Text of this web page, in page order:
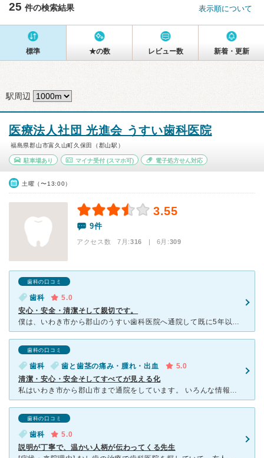
25 件の検索結果 表示順について
標準 ★の数 レビュー数 新着・更新
駅周辺
医療法人社団 光進会 うすい歯科医院
福島県郡山市富久山町久保田（郡山駅）
駐車場あり マイナ受付(スマホ可) 電子処方せん対応
土曜（〜13:00）
3.55
9件
アクセス数 7月:316 | 6月:309
歯科の口コミ
歯科
5.0
安心・安全・清潔そして親切です。
僕は、いわき市から郡山のうすい歯科医院へ通院して既に5年以上になります。地元の歯科医院を利用していた妻も私の話しを聞き関心を持っています。 今では、一緒にうすい歯科医院にお世話になつています。先生は
歯科の口コミ
歯科 歯と歯茎の痛み・腫れ・出血
5.0
清潔・安心・安全そしてすべてが見える化
私はいわき市から郡山市まで通院をしています。 いろんな情報収集をして自分で判断をして「うすい歯科医院」さんを選択しました。通院(距離はありますが)・治療・アフターと凄く満足をしています。 口の中、
歯科の口コミ
歯科
5.0
説明が丁寧で、温かい人柄が伝わってくる先生